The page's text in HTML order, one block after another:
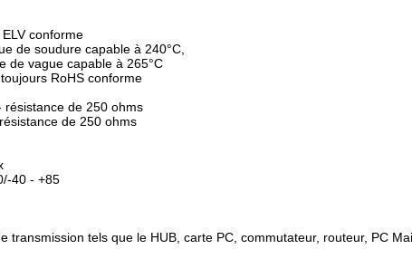
conforme
de soudure capable à 240°C,
de vague capable à 265°C
RoHS conforme
résistance de 250 ohms
de 250 ohms
40 - +85
tels que le HUB, carte PC, commutateur, routeur, PC